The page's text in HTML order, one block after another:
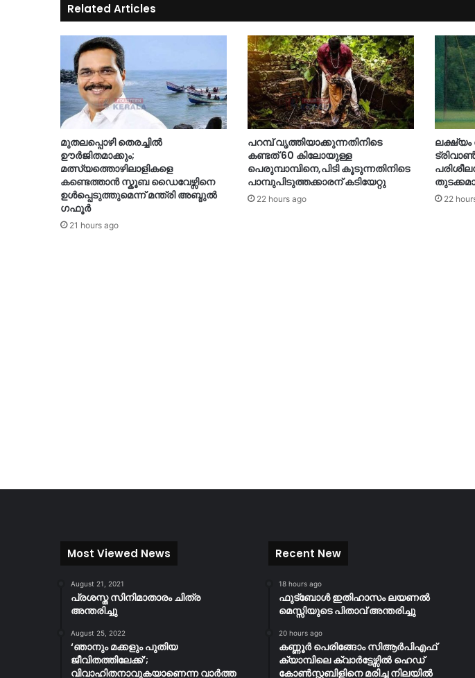
Related Articles
മുതലപ്പൊഴി തെരച്ചിൽ
ഊർജിതമാക്കും;
മത്സ്യത്തൊഴിലാളികളെ
കണ്ടെത്താൻ സ്കൂബ ഡൈവേഴ്സിനെ
ഉൾപ്പെടുത്തുമെന്ന് മന്ത്രി അബ്ദുൽ
ഗഫൂർ
21 hours ago
പറമ്പ് വൃത്തിയാക്കുന്നതിനിടെ
കണ്ടത് 60 കിലോയുള്ള
പെരുമ്പാമ്പിനെ,പിടി കൂടുന്നതിനിടെ
പാമ്പുപിടുത്തക്കാരന് കടിയേറ്റു
22 hours ago
ലക്ഷ്യം
22
Most Viewed News
August 21, 2021
പ്രശസ്ത സിനിമാതാരം ചിത്ര
അന്തരിച്ചു
August 25, 2022
‘ഞാനും മക്കളും പുതിയ
ജീവിതത്തിലേക്ക്’;
വിവാഹിതനാവുകയാണെന്ന വാർത്ത
Recent New
18 hours ago
ഫുട്ബോൾ ഇതിഹാസം ലയണൽ
മെസ്സിയുടെ പിതാവ് അന്തരിച്ചു
20 hours ago
കണ്ണൂർ പെരിങ്ങോം സിആർപിഎഫ്
ക്യാമ്പിലെ ക്വാർട്ടേഴ്സിൽ ഹെഡ്
കോൺസ്റ്റബിളിനെ മരിച്ച നിലയിൽ